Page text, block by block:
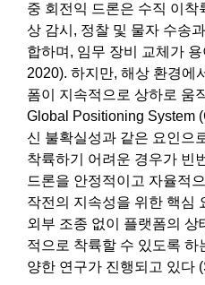
중 회전익 드론은 수직 이착
상 감시, 정찰 및 물자 수송
합하며, 임무 장비 교체가
2020). 하지만, 해상 환경에
폼이 지속적으로 상하로 움
Global Positioning System
신 불확실성과 같은 요인으
착륙하기 어려운 경우가 빈
드론을 안정적이고 자율적
작전의 지속성을 위한 핵심
외부 조종 없이 플랫폼의 상
적으로 착륙할 수 있도록
양한 연구가 진행되고 있다